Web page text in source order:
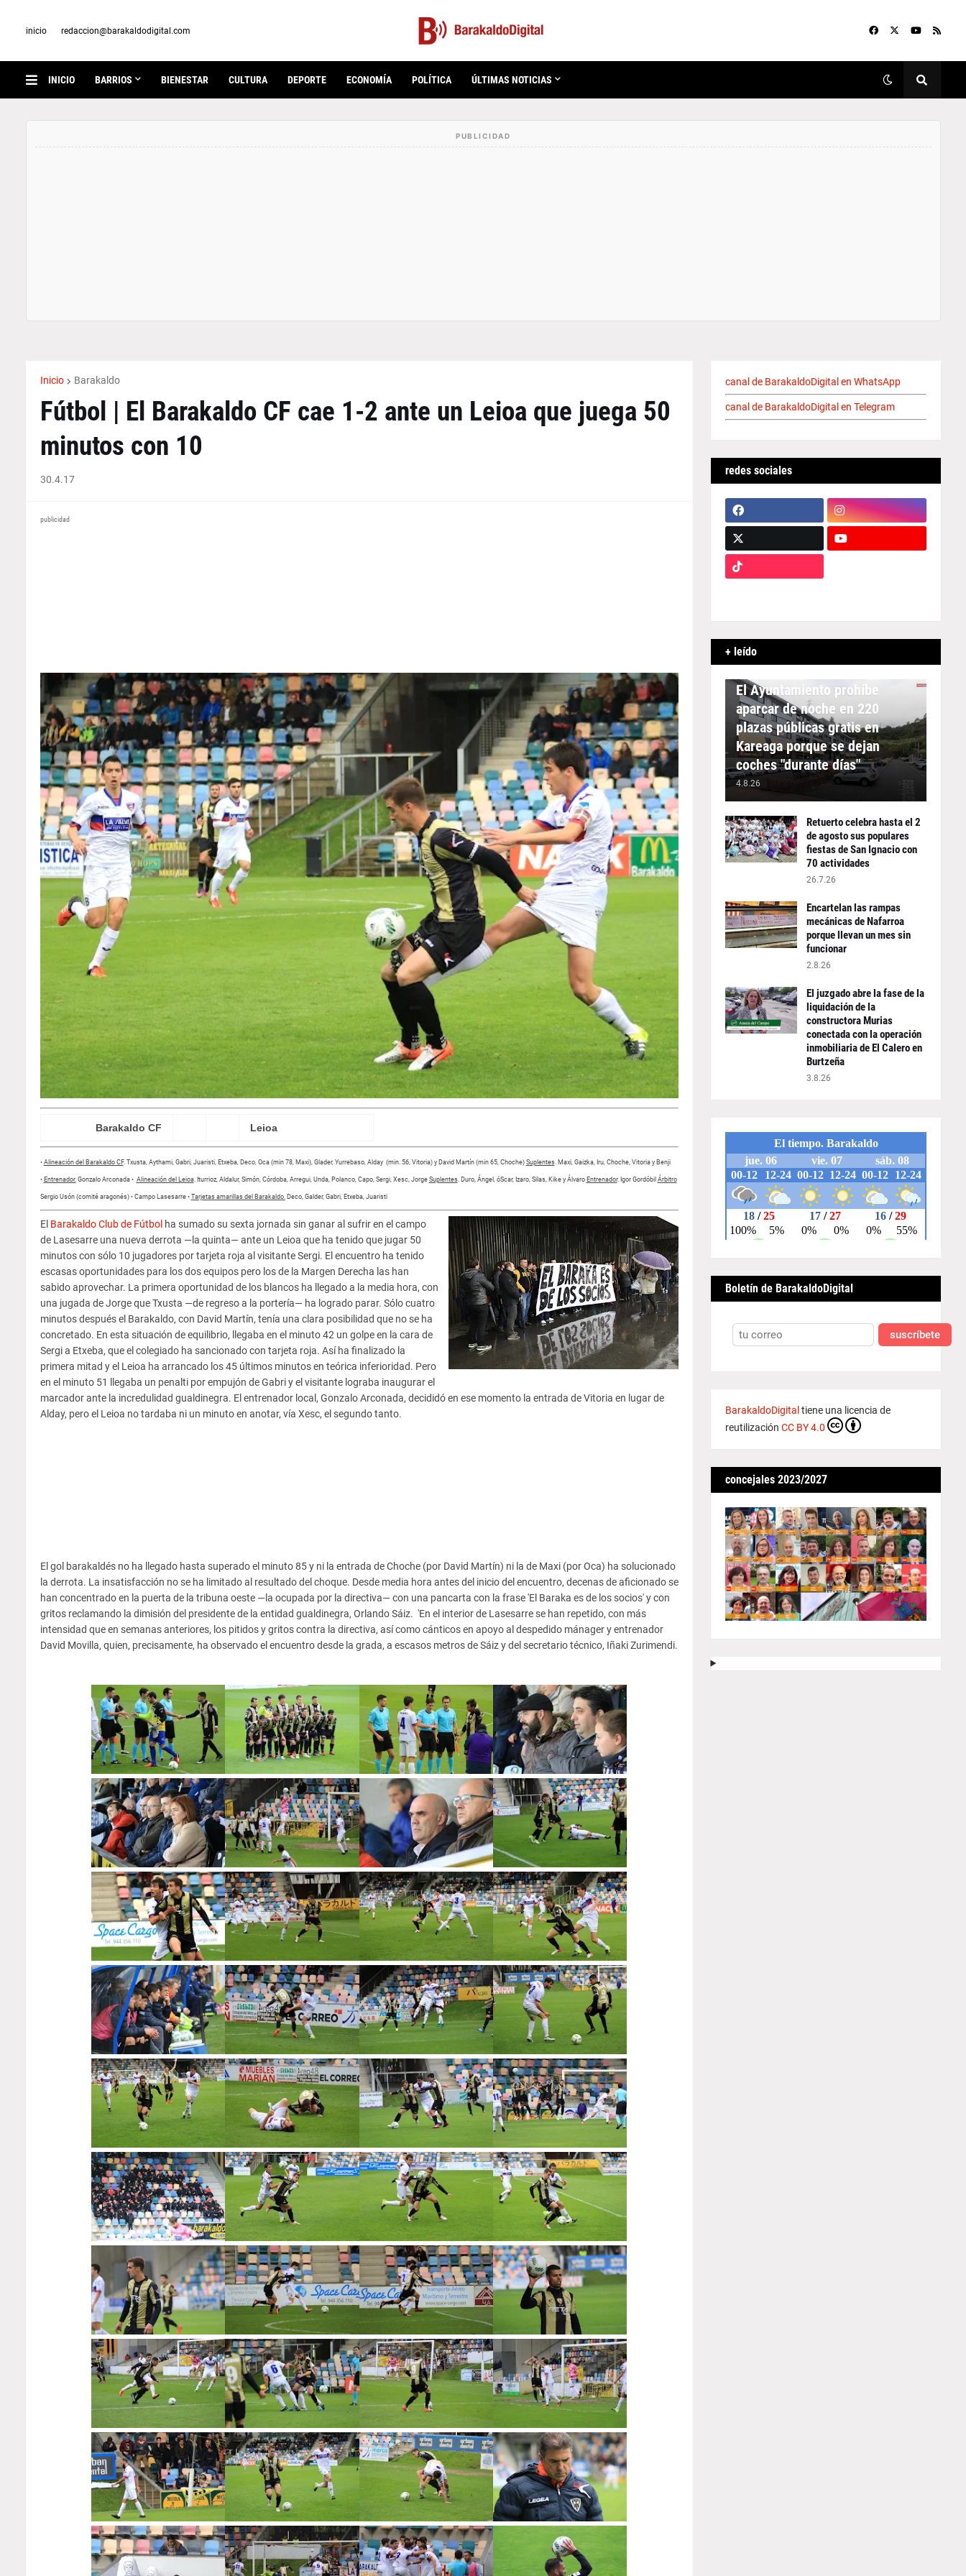
inicio redaccion@barakaldodigital.com
INICIO BARRIOS BIENESTAR CULTURA DEPORTE ECONOMÍA POLÍTICA ÚLTIMAS NOTICIAS
Inicio Barakaldo
Fútbol | El Barakaldo CF cae 1-2 ante un Leioa que juega 50
minutos con 10
30.4.17
publicidad
Barakaldo CF Leioa
• Alineación del Barakaldo CF. Txusta, Aythami, Gabri, Juaristi, Etxeba, Deco, Oca (min 78, Maxi), Glader, Yurrebaso, Alday (min. 56, Vitoria) y David Martín (min 65, Choche) Suplentes. Maxi, Gaizka, Iru, Choche, Vitoria y Benji
• Entrenador.Gonzalo Arconada • Alineación del Leioa. Iturrioz, Aldalur, Simón, Córdoba, Arregui, Unda, Polanco, Capo, Sergi, Xesc, Jorge Suplentes. Duro, Ángel, óScar, Izaro, Silas, Kike y Álvaro Entrenador. Igor Gordóbil Árbitro
Sergio Usón (comité aragonés) • Campo Lasesarre • Tarjetas amarillas del Barakaldo.Deco, Galder, Gabri, Etxeba, Juaristi
El Barakaldo Club de Fútbol ha sumado su sexta jornada sin ganar al sufrir en el campo
de Lasesarre una nueva derrota —la quinta— ante un Leioa que ha tenido que jugar 50
minutos con sólo 10 jugadores por tarjeta roja al visitante Sergi. El encuentro ha tenido
escasas oportunidades para los dos equipos pero los de la Margen Derecha las han
sabido aprovechar. La primera oportunidad de los blancos ha llegado a la media hora, con
una jugada de Jorge que Txusta —de regreso a la portería— ha logrado parar. Sólo cuatro
minutos después el Barakaldo, con David Martín, tenía una clara posibilidad que no se ha
concretado. En esta situación de equilibrio, llegaba en el minuto 42 un golpe en la cara de
Sergi a Etxeba, que el colegiado ha sancionado con tarjeta roja. Así ha finalizado la
primera mitad y el Leioa ha arrancado los 45 últimos minutos en teórica inferioridad. Pero
en el minuto 51 llegaba un penalti por empujón de Gabri y el visitante lograba inaugurar el
marcador ante la incredulidad gualdinegra. El entrenador local, Gonzalo Arconada, decididó en ese momento la entrada de Vitoria en lugar de
Alday, pero el Leioa no tardaba ni un minuto en anotar, vía Xesc, el segundo tanto.
El gol barakaldés no ha llegado hasta superado el minuto 85 y ni la entrada de Choche (por David Martín) ni la de Maxi (por Oca) ha solucionado
la derrota. La insatisfacción no se ha limitado al resultado del choque. Desde media hora antes del inicio del encuentro, decenas de aficionado se
han concentrado en la puerta de la tribuna oeste —la ocupada por la directiva— con una pancarta con la frase 'El Baraka es de los socios' y con
gritos reclamando la dimisión del presidente de la entidad gualdinegra, Orlando Sáiz. 'En el interior de Lasesarre se han repetido, con más
intensidad que en semanas anteriores, los pitidos y gritos contra la directiva, así como cánticos en apoyo al despedido mánager y entrenador
David Movilla, quien, precisamente, ha observado el encuentro desde la grada, a escasos metros de Sáiz y del secretario técnico, Iñaki Zurimendi.
canal de BarakaldoDigital en WhatsApp
canal de BarakaldoDigital en Telegram
redes sociales
+ leído
APARCAMIENTO
El Ayuntamiento prohíbe
aparcar de noche en 220
plazas públicas gratis en
Kareaga porque se dejan
coches "durante días"
4.8.26
Retuerto celebra hasta el 2
de agosto sus populares
fiestas de San Ignacio con
70 actividades
26.7.26
Encartelan las rampas
mecánicas de Nafarroa
porque llevan un mes sin
funcionar
2.8.26
El juzgado abre la fase de la
liquidación de la
constructora Murias
conectada con la operación
inmobiliaria de El Calero en
Burtzeña
3.8.26
Boletín de BarakaldoDigital
suscríbete
BarakaldoDigital tiene una licencia de
reutilización CC BY 4.0
concejales 2023/2027